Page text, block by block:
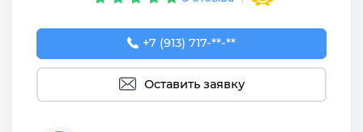
+7 (913) 717-02-96
+7 (913) 717-**-**
Оставить заявку